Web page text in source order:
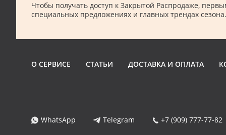
Чтобы получать доступ к Закрытой Распродаже,
специальных предложениях и главных трендах сезона.
О СЕРВИСЕ СТАТЬИ ДОСТАВКА И ОПЛАТА
WhatsApp Telegram +7 (909) 777-77-82